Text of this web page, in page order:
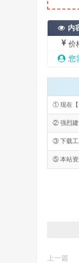
内
价
您
① 现在【
② 强烈建
③ 下载工
⑤ 本站资
上一篇